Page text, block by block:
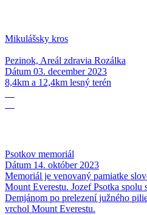
Mikulášsky kros
Pezinok, Areál zdravia Rozálka
Dátum 03. december 2023
8,4km a 12,4km lesný terén
Psotkov memoriál
Dátum 14. október 2023
Memoriál je venovaný pamiatke
Mount Everestu. Jozef Psotka
Demjánom po prelezení južného
vrchol Mount Everestu.